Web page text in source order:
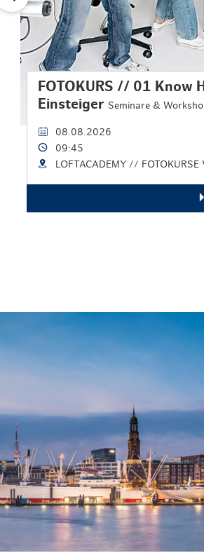
FOTOKURS // 01 Know
Einsteiger Seminare &
08.08.2026
09:45
LOFTACADEMY // FOTOKURSE